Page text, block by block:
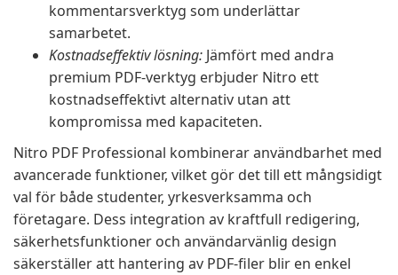
kommentarsverktyg som underlättar
samarbetet.
Kostnadseffektiv lösning: Jämfört med andra
premium PDF-verktyg erbjuder Nitro ett
kostnadseffektivt alternativ utan att
kompromissa med kapaciteten.
Nitro PDF Professional kombinerar användbarhet med
avancerade funktioner, vilket gör det till ett mångsidigt
val för både studenter, yrkesverksamma och
företagare. Dess integration av kraftfull redigering,
säkerhetsfunktioner och användarvänlig design
säkerställer att hantering av PDF-filer blir en enkel